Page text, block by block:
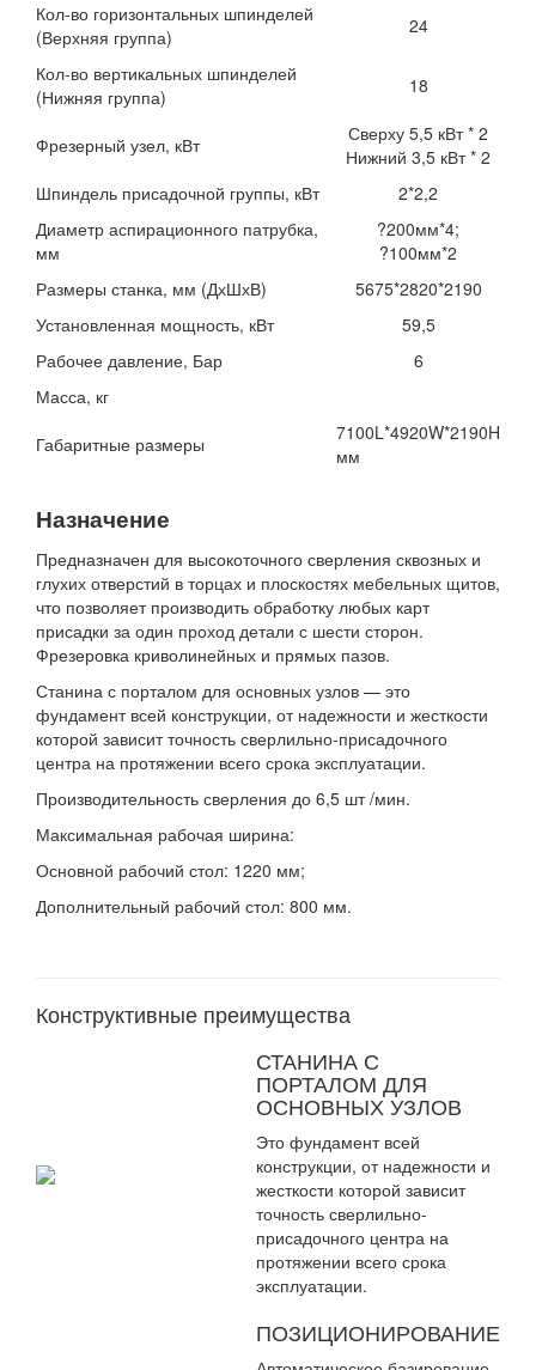
Кол-во горизонтальных шпинделей
(Верхняя группа)
24
Кол-во вертикальных шпинделей
(Нижняя группа)
18
Фрезерный узел, кВт
Сверху 5,5 кВт * 2
Нижний 3,5 кВт * 2
Шпиндель присадочной группы, кВт
2*2,2
Диаметр аспирационного патрубка,
мм
?200мм*4;
?100мм*2
Размеры станка, мм (ДхШхВ)
5675*2820*2190
Установленная мощность, кВт
59,5
Рабочее давление, Бар
6
Масса, кг
Габаритные размеры
7100L*4920W*2190H
мм
Назначение
Предназначен для высокоточного сверления сквозных и
глухих отверстий в торцах и плоскостях мебельных щитов,
что позволяет производить обработку любых карт
присадки за один проход детали с шести сторон.
Фрезеровка криволинейных и прямых пазов.
Станина с порталом для основных узлов — это
фундамент всей конструкции, от надежности и жесткости
которой зависит точность сверлильно-присадочного
центра на протяжении всего срока эксплуатации.
Производительность сверления до 6,5 шт /мин.
Максимальная рабочая ширина:
Основной рабочий стол: 1220 мм;
Дополнительный рабочий стол: 800 мм.
Конструктивные преимущества
СТАНИНА С
ПОРТАЛОМ ДЛЯ
ОСНОВНЫХ УЗЛОВ
Это фундамент всей
конструкции, от надежности и
жесткости которой зависит
точность сверлильно-
присадочного центра на
протяжении всего срока
эксплуатации.
ПОЗИЦИОНИРОВАНИЕ